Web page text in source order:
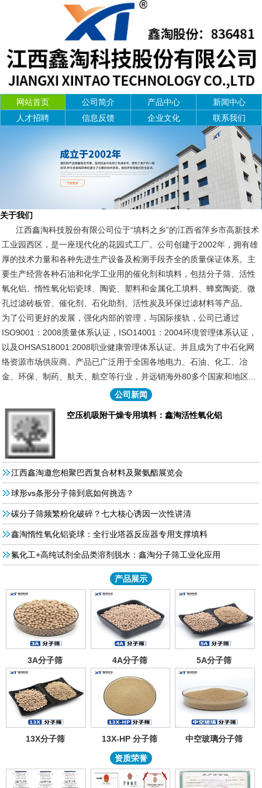
网站首页 公司简介 产品中心
新闻中心
人才招聘
信息反馈 企业文化 联系我们
关于我们
江西鑫淘科技股份有限公司位于“填料之乡”的江西省萍乡市高新技术
工业园西区，是一座现代化的花园式工厂。公司创建于2002年，拥有雄
厚的技术力量和各种先进生产设备及检测手段齐全的质量保证体系。主
要生产经营各种石油和化学工业用的催化剂和填料，包括分子筛、活性
氧化铝、惰性氧化铝瓷球、陶瓷、塑料和金属化工填料、蜂窝陶瓷、微
孔过滤砖板管、催化剂、石化助剂、活性炭及环保过滤材料等产品。
为了公司更好的发展，强化内部的管理，与国际接轨，公司已通过
ISO9001：2008质量体系认证，ISO14001：2004环境管理体系认证，
以及OHSAS18001:2008职业健康管理体系认证。并且成为了中石化网
络资源市场供应商。产品已广泛用于全国各地电力、石油、化工、冶
金、环保、制药、航天、航空等行业，并远销海外80多个国家和地区...
公司新闻
空压机吸附干燥专用填料：鑫淘活性氧化铝
江西鑫淘邀您相聚巴西复合材料及聚氨酯展览会
球形vs条形分子筛到底如何挑选？
碳分子筛频繁粉化破碎？七大核心诱因一次性讲清
鑫淘惰性氧化铝瓷球：全行业塔器反应器专用支撑填料
氟化工+高纯试剂全品类溶剂脱水：鑫淘分子筛工业化应用
产品展示
3A分子筛 4A分子筛 5A分子筛
13X分子筛 13X-HP 分子筛 中空玻璃分子筛
资质荣誉